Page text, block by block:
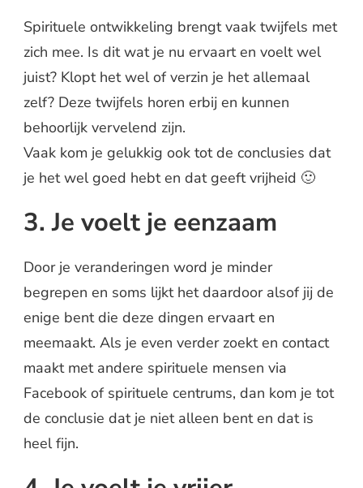
Spirituele ontwikkeling brengt vaak twijfels met
zich mee. Is dit wat je nu ervaart en voelt wel
juist? Klopt het wel of verzin je het allemaal
zelf? Deze twijfels horen erbij en kunnen
behoorlijk vervelend zijn.
Vaak kom je gelukkig ook tot de conclusies dat
je het wel goed hebt en dat geeft vrijheid 🙂
3. Je voelt je eenzaam
Door je veranderingen word je minder
begrepen en soms lijkt het daardoor alsof jij de
enige bent die deze dingen ervaart en
meemaakt. Als je even verder zoekt en contact
maakt met andere spirituele mensen via
Facebook of spirituele centrums, dan kom je tot
de conclusie dat je niet alleen bent en dat is
heel fijn.